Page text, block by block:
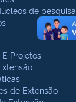
de pesquisa
Projetos
de Extensão